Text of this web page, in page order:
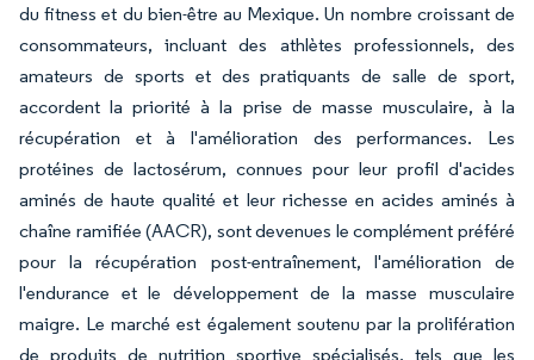
du fitness et du bien-être au Mexique. Un nombre croissant de
consommateurs, incluant des athlètes professionnels, des
amateurs de sports et des pratiquants de salle de sport,
accordent la priorité à la prise de masse musculaire, à la
récupération et à l'amélioration des performances. Les
protéines de lactosérum, connues pour leur profil d'acides
aminés de haute qualité et leur richesse en acides aminés à
chaîne ramifiée (AACR), sont devenues le complément préféré
pour la récupération post-entraînement, l'amélioration de
l'endurance et le développement de la masse musculaire
maigre. Le marché est également soutenu par la prolifération
de produits de nutrition sportive spécialisés, tels que les